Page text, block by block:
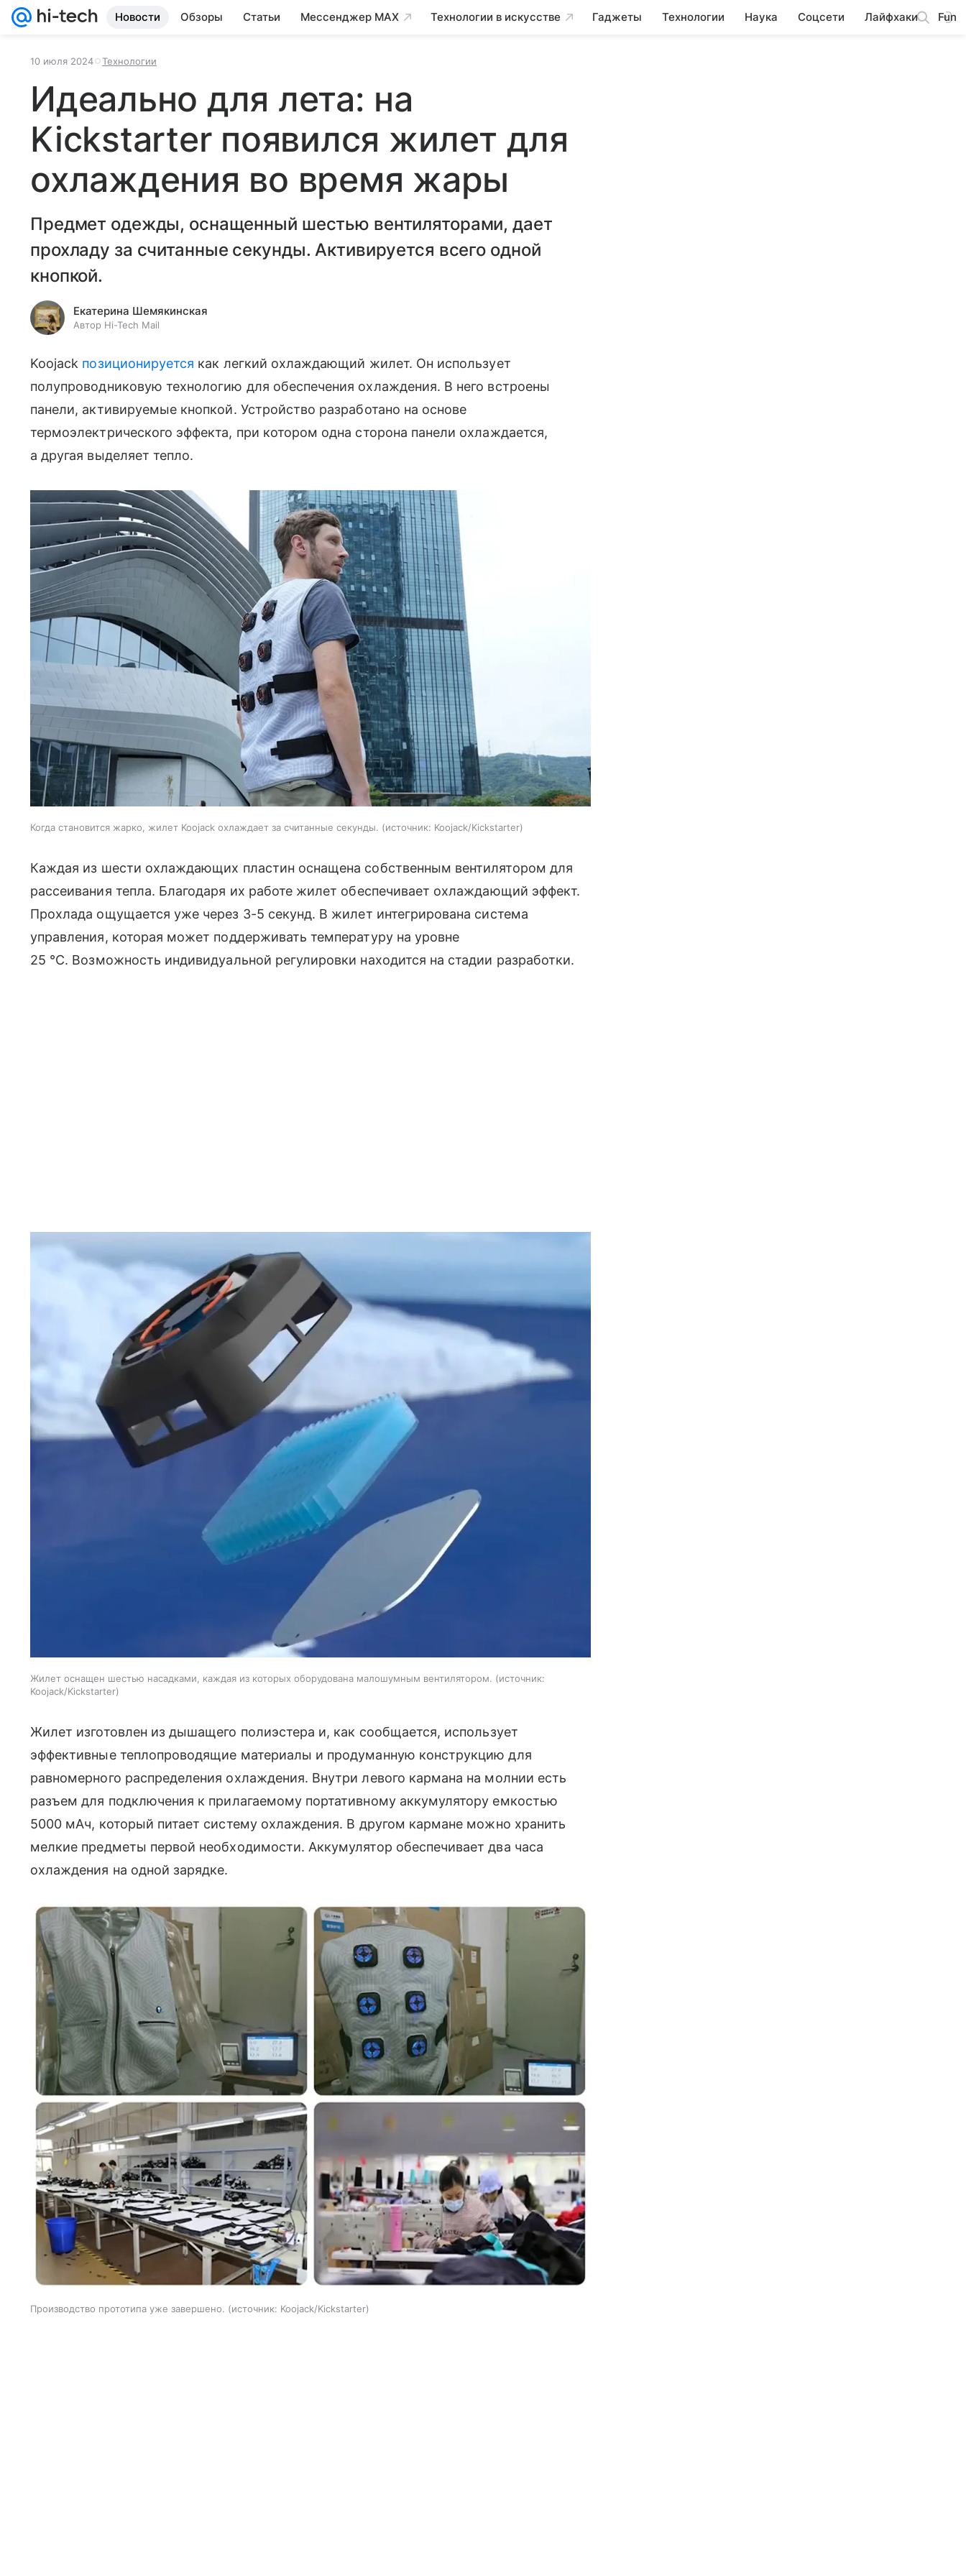
Новости Обзоры Статьи Мессенджер MAX Технологии в искусстве Гаджеты Технологии Наука Соцсети Лайфхаки Fun
10 июля 2024 Технологии
Идеально для лета: на
Kickstarter появился жилет для
охлаждения во время жары
Предмет одежды, оснащенный шестью вентиляторами, дает
прохладу за считанные секунды. Активируется всего одной
кнопкой.
Екатерина Шемякинская
Автор Hi-Tech Mail
Koojack позиционируется как легкий охлаждающий жилет. Он использует
полупроводниковую технологию для обеспечения охлаждения. В него встроены
панели, активируемые кнопкой. Устройство разработано на основе
термоэлектрического эффекта, при котором одна сторона панели охлаждается,
а другая выделяет тепло.
Когда становится жарко, жилет Koojack охлаждает за считанные секунды. источник: Koojack/Kickstarter
Каждая из шести охлаждающих пластин оснащена собственным вентилятором для
рассеивания тепла. Благодаря их работе жилет обеспечивает охлаждающий эффект.
Прохлада ощущается уже через 3-5 секунд. В жилет интегрирована система
управления, которая может поддерживать температуру на уровне
25 °C. Возможность индивидуальной регулировки находится на стадии разработки.
Жилет оснащен шестью насадками, каждая из которых оборудована малошумным вентилятором.
источник:
Koojack/Kickstarter
Жилет изготовлен из дышащего полиэстера и, как сообщается, использует
эффективные теплопроводящие материалы и продуманную конструкцию для
равномерного распределения охлаждения. Внутри левого кармана на молнии есть
разъем для подключения к прилагаемому портативному аккумулятору емкостью
5000 мАч, который питает систему охлаждения. В другом кармане можно хранить
мелкие предметы первой необходимости. Аккумулятор обеспечивает два часа
охлаждения на одной зарядке.
Производство прототипа уже завершено. источник: Koojack/Kickstarter